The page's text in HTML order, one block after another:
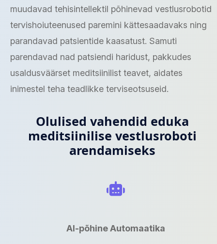
muudavad tehisintellektil põhinevad vestlusrobotid
tervishoiuteenused paremini kättesaadavaks ning
parandavad patsientide kaasatust. Samuti
parendavad nad patsiendi haridust, pakkudes
usaldusväärset meditsiinilist teavet, aidates
inimestel teha teadlikke terviseotsuseid.
Olulised vahendid eduka
meditsiinilise vestlusroboti
arendamiseks
AI-põhine Automaatika